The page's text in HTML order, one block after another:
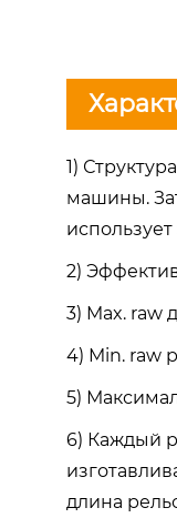
1)
машины.
2)
3) Max. raw
4) Min. raw
5)
6) Каждый
длина